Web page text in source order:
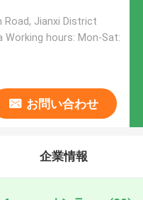
Road, Jianxi District
Working hours: Mon-Sat:
お問い合わせ
企業情報